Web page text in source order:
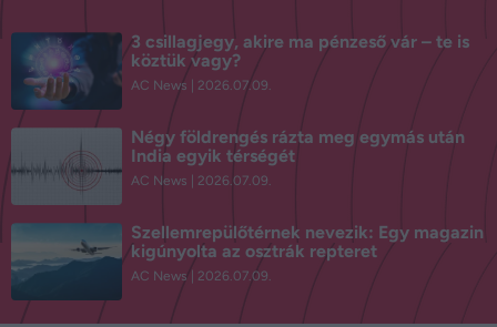
3 csillagjegy, akire ma pénzeső vár – te is
köztük vagy?
AC News 2026.07.09.
Négy földrengés rázta meg egymás után
India egyik térségét
AC News 2026.07.09.
Szellemrepülőtérnek nevezik: Egy magazin
kigúnyolta az osztrák repteret
AC News 2026.07.09.